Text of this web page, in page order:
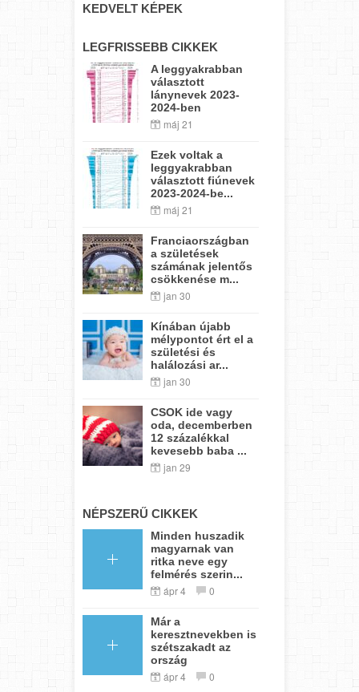
KEDVELT KÉPEK
LEGFRISSEBB CIKKEK
A leggyakrabban
választott
lánynevek 2023-
2024-ben
máj 21
Ezek voltak a
leggyakrabban
választott fiúnevek
2023-2024-be...
máj 21
Franciaországban
a születések
számának jelentős
csökkenése m...
jan 30
Kínában újabb
mélypontot ért el a
születési és
halálozási ar...
jan 30
CSOK ide vagy
oda, decemberben
12 százalékkal
kevesebb baba ...
jan 29
NÉPSZERŰ CIKKEK
Minden huszadik
magyarnak van
ritka neve egy
felmérés szerin...
ápr 4 0
Már a
keresztnevekben is
szétszakadt az
ország
ápr 4 0